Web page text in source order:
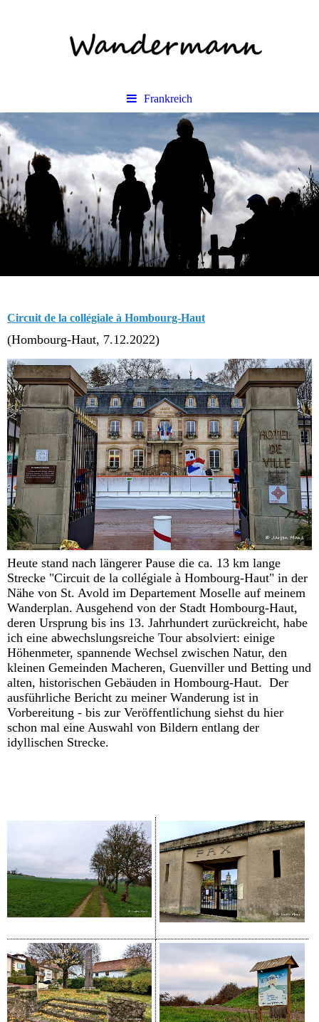
Frankreich
Circuit de la collégiale à Hombourg-Haut
(Hombourg-Haut, 7.12.2022)
Heute stand nach längerer Pause die ca. 13 km lange
Strecke "Circuit de la collégiale à Hombourg-Haut" in der
Nähe von St. Avold im Departement Moselle auf meinem
Wanderplan. Ausgehend von der Stadt Hombourg-Haut,
deren Ursprung bis ins 13. Jahrhundert zurückreicht, habe
ich eine abwechslungsreiche Tour absolviert: einige
Höhenmeter, spannende Wechsel zwischen Natur, den
kleinen Gemeinden Macheren, Guenviller und Betting und
alten, historischen Gebäuden in Hombourg-Haut. Der
ausführliche Bericht zu meiner Wanderung ist in
Vorbereitung - bis zur Veröffentlichung siehst du hier
schon mal eine Auswahl von Bildern entlang der
idyllischen Strecke.